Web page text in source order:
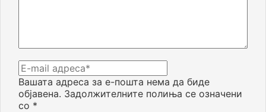
Вашата адреса за е-пошта нема да биде
објавена. Задолжителните полиња се означени
со *